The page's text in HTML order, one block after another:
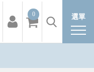
選單
0